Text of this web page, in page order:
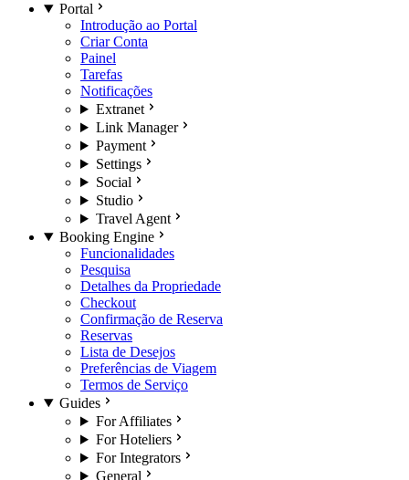
Portal
Introdução ao Portal
Criar Conta
Painel
Tarefas
Notificações
Extranet
Link Manager
Payment
Settings
Social
Studio
Travel Agent
Booking Engine
Funcionalidades
Pesquisa
Detalhes da Propriedade
Checkout
Confirmação de Reserva
Reservas
Lista de Desejos
Preferências de Viagem
Termos de Serviço
Guides
For Affiliates
For Hoteliers
For Integrators
General